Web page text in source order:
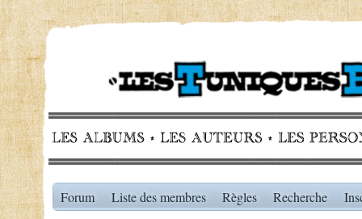
Forum Liste des membres Règles Recherche